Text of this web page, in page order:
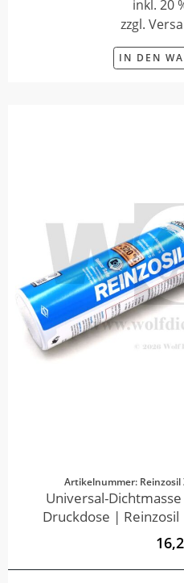
inkl. 20
zzgl.
IN DEN
Artikelnummer:
Universal-
Druckdose |